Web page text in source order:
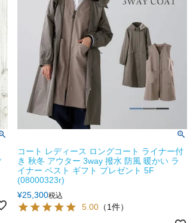
コート レディース ロングコート ライナー付
き 秋冬 アウター 3way 撥水 防風 暖かい ラ
イナー ベスト ギフト プレゼント 5F
(08000323r)
¥25,300税込
5.00 （1件）